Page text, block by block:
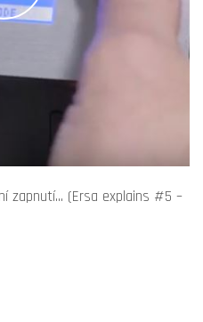
zapnutí... (Ersa explains #5 –